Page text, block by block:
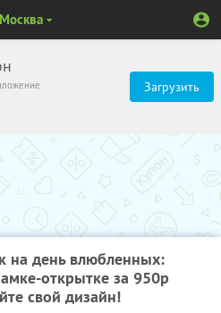
Загрузить
Москва
на день влюбленных:
открытке за 950р
свой дизайн!